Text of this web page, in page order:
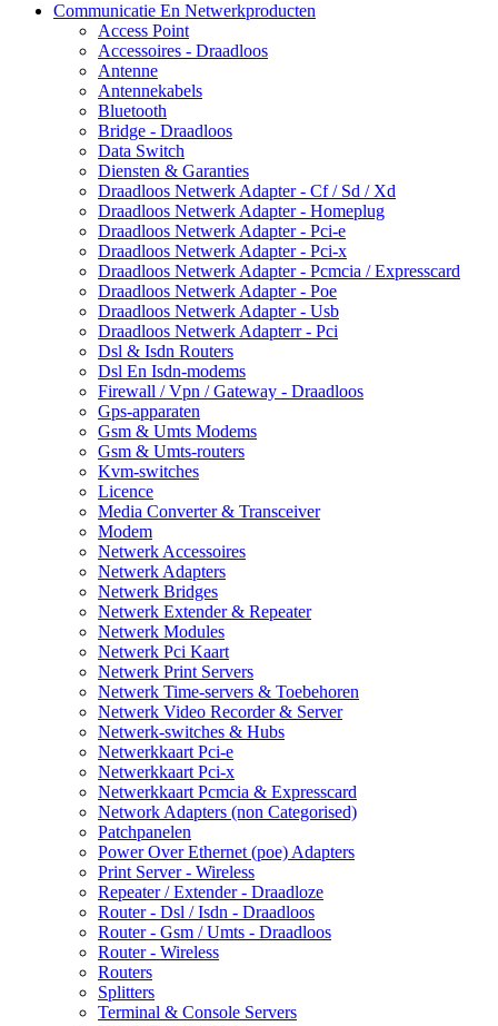
Communicatie En Netwerkproducten
Access Point
Accessoires - Draadloos
Antenne
Antennekabels
Bluetooth
Bridge - Draadloos
Data Switch
Diensten & Garanties
Draadloos Netwerk Adapter - Cf / Sd / Xd
Draadloos Netwerk Adapter - Homeplug
Draadloos Netwerk Adapter - Pci-e
Draadloos Netwerk Adapter - Pci-x
Draadloos Netwerk Adapter - Pcmcia / Expresscard
Draadloos Netwerk Adapter - Poe
Draadloos Netwerk Adapter - Usb
Draadloos Netwerk Adapterr - Pci
Dsl & Isdn Routers
Dsl En Isdn-modems
Firewall / Vpn / Gateway - Draadloos
Gps-apparaten
Gsm & Umts Modems
Gsm & Umts-routers
Kvm-switches
Licence
Media Converter & Transceiver
Modem
Netwerk Accessoires
Netwerk Adapters
Netwerk Bridges
Netwerk Extender & Repeater
Netwerk Modules
Netwerk Pci Kaart
Netwerk Print Servers
Netwerk Time-servers & Toebehoren
Netwerk Video Recorder & Server
Netwerk-switches & Hubs
Netwerkkaart Pci-e
Netwerkkaart Pci-x
Netwerkkaart Pcmcia & Expresscard
Network Adapters (non Categorised)
Patchpanelen
Power Over Ethernet (poe) Adapters
Print Server - Wireless
Repeater / Extender - Draadloze
Router - Dsl / Isdn - Draadloos
Router - Gsm / Umts - Draadloos
Router - Wireless
Routers
Splitters
Terminal & Console Servers